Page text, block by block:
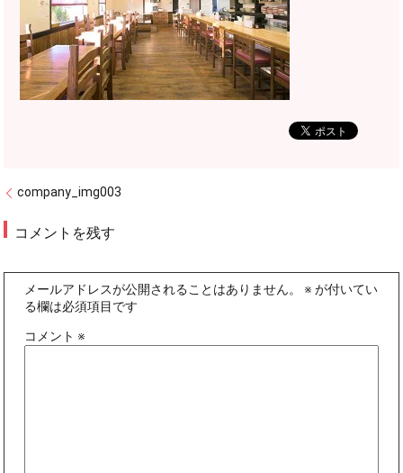
company_img003
コメントを残す
メールアドレスが公開されることはありません。 ※ が付いてい
る欄は必須項目です
コメント※